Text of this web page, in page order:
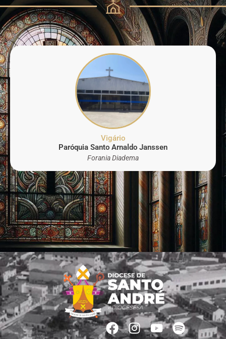
Vigário
Paróquia Santo Arnaldo Janssen
Forania Diadema